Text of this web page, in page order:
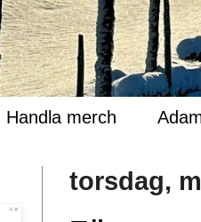
Handla merch
torsdag,